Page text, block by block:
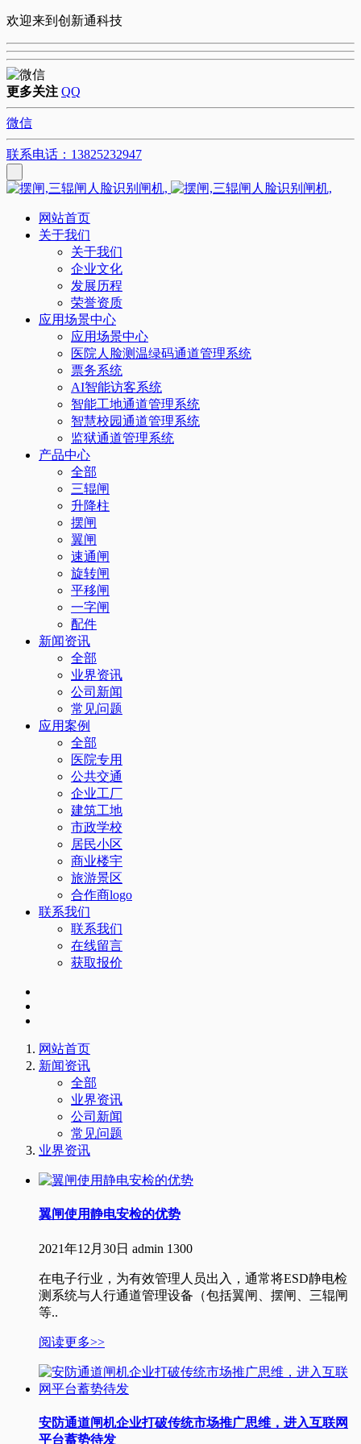
欢迎来到创新通科技
更多关注 QQ
微信
联系电话：13825232947
网站首页
关于我们
关于我们
企业文化
发展历程
荣誉资质
应用场景中心
应用场景中心
医院人脸测温绿码通道管理系统
票务系统
AI智能访客系统
智能工地通道管理系统
智慧校园通道管理系统
监狱通道管理系统
产品中心
全部
三辊闸
升降柱
摆闸
翼闸
速通闸
旋转闸
平移闸
一字闸
配件
新闻资讯
全部
业界资讯
公司新闻
常见问题
应用案例
全部
医院专用
公共交通
企业工厂
建筑工地
市政学校
居民小区
商业楼宇
旅游景区
合作商logo
联系我们
联系我们
在线留言
获取报价
网站首页
新闻资讯
全部
业界资讯
公司新闻
常见问题
业界资讯
翼闸使用静电安检的优势
2021年12月30日 admin 1300
在电子行业，为有效管理人员出入，通常将ESD静电检
测系统与人行通道管理设备（包括翼闸、摆闸、三辊闸
等..
阅读更多>>
安防通道闸机企业打破传统市场推广思维，进入互联网
平台蓄势待发